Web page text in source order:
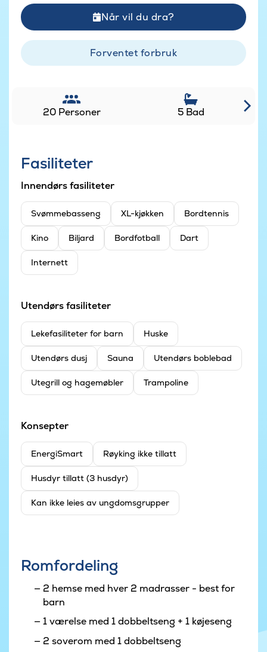
Når vil du dra?
Forventet forbruk
20 Personer 5 Bad
Fasiliteter
Innendørs fasiliteter
Svømmebasseng XL-kjøkken Bordtennis
Kino Biljard Bordfotball Dart
Internett
Utendørs fasiliteter
Leke­fasiliteter for barn Huske
Utendørs dusj Sauna Utendørs boblebad
Utegrill og hagemøbler Trampoline
Konsepter
EnergiSmart Røyking ikke tillatt
Husdyr tillatt (3 husdyr)
Kan ikke leies av ungdomsgrupper
Romfordeling
2 hemse med hver 2 madrasser - best for
barn
1 værelse med 1 dobbeltseng + 1 køjeseng
2 soverom med 1 dobbeltseng